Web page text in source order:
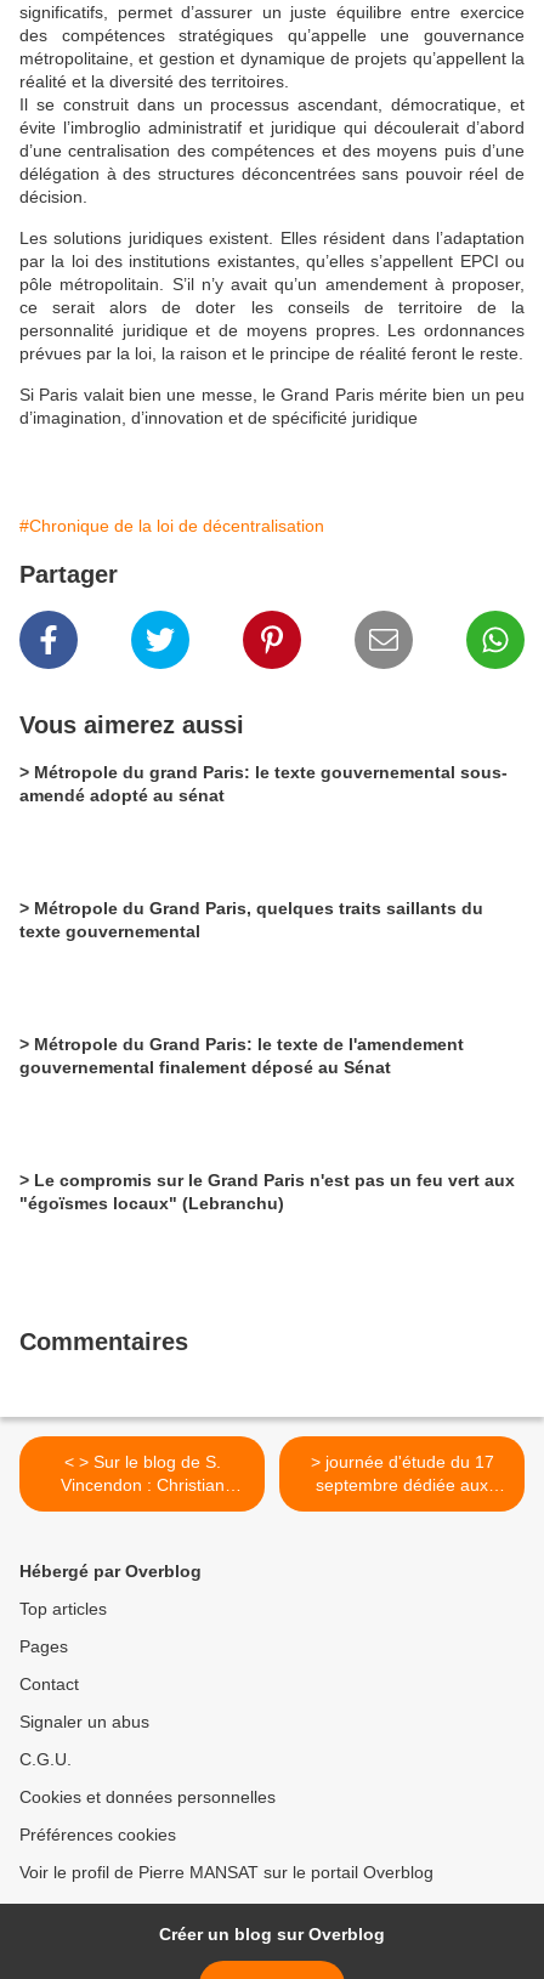
significatifs, permet d’assurer un juste équilibre entre exercice
des compétences stratégiques qu’appelle une gouvernance
métropolitaine, et gestion et dynamique de projets qu’appellent la
réalité et la diversité des territoires.
Il se construit dans un processus ascendant, démocratique, et
évite l’imbroglio administratif et juridique qui découlerait d’abord
d’une centralisation des compétences et des moyens puis d’une
délégation à des structures déconcentrées sans pouvoir réel de
décision.
Les solutions juridiques existent. Elles résident dans l’adaptation
par la loi des institutions existantes, qu’elles s’appellent EPCI ou
pôle métropolitain. S’il n’y avait qu’un amendement à proposer,
ce serait alors de doter les conseils de territoire de la
personnalité juridique et de moyens propres. Les ordonnances
prévues par la loi, la raison et le principe de réalité feront le reste.
Si Paris valait bien une messe, le Grand Paris mérite bien un peu
d’imagination, d’innovation et de spécificité juridique
#Chronique de la loi de décentralisation
Partager
Vous aimerez aussi
> Métropole du grand Paris: le texte gouvernemental sous-
amendé adopté au sénat
> Métropole du Grand Paris, quelques traits saillants du
texte gouvernemental
> Métropole du Grand Paris: le texte de l'amendement
gouvernemental finalement déposé au Sénat
> Le compromis sur le Grand Paris n'est pas un feu vert aux
"égoïsmes locaux" (Lebranchu)
Commentaires
< > Sur le blog de S.
Vincendon : Christian
Devillers: "Le Grand Paris
> journée d'étude du 17
septembre dédiée aux
médias de la métropole, de
Hébergé par Overblog
Top articles
Pages
Contact
Signaler un abus
C.G.U.
Cookies et données personnelles
Préférences cookies
Voir le profil de Pierre MANSAT sur le portail Overblog
Créer un blog sur Overblog